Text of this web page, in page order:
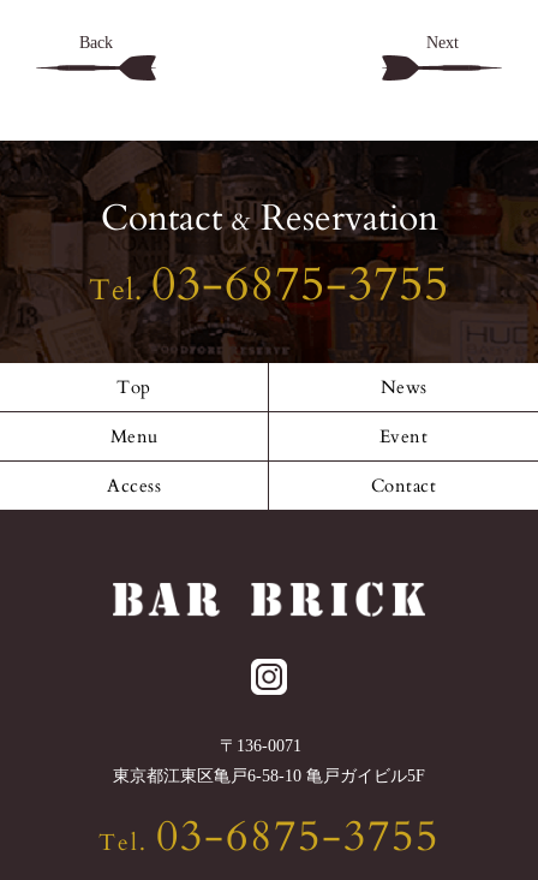
Back Next
Contact&Reservation
Tel.03-6875-3755
Top News
Menu Event
Access Contact
〒 136-0071
東京都江東区亀戸6-58-10 亀戸ガイビル5F
Tel. 03-6875-3755